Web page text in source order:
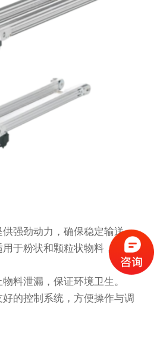
供强劲动力，确保稳定输送。
于粉状和颗粒状物料，减少物
料泄漏，保证环境卫生。
好的控制系统，方便操作与调